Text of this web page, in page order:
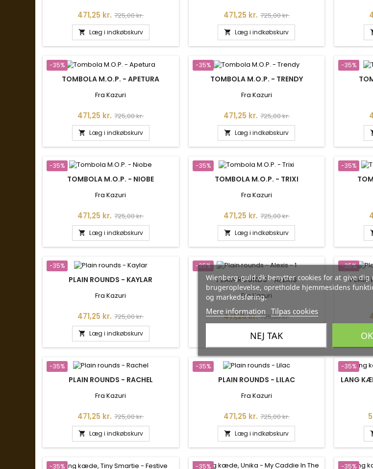
Pris
471,25 kr. Normalpris
725,00 kr.
 Læg i indkøbskurv
Pris
471,25 kr. Normalpris
725,00 kr.
 Læg i indkøbskurv
-35%
TOMBOLA M.O.P. - APETURA
Fra Kazuri
Pris
471,25 kr. Normalpris
725,00 kr.
 Læg i indkøbskurv
-35%
TOMBOLA M.O.P. - TRENDY
Fra Kazuri
Pris
471,25 kr. Normalpris
725,00 kr.
 Læg i indkøbskurv
-35%
-35%
TOMBOLA M.O.P. - NIOBE
Fra Kazuri
Pris
471,25 kr. Normalpris
725,00 kr.
 Læg i indkøbskurv
-35%
TOMBOLA M.O.P. - TRIXI
Fra Kazuri
Pris
471,25 kr. Normalpris
725,00 kr.
 Læg i indkøbskurv
-35%
-35%
PLAIN ROUNDS - KAYLAR
Fra Kazuri
Pris
471,25 kr. Normalpris
725,00 kr.
 Læg i indkøbskurv
-35%
PLAIN ROUNDS - ALEXIS
Fra Kazuri
Pris
471,25 kr.Normalpris
725,00 kr.
Læg i indkøbskurv
-35%
PLAIN
-35%
PLAIN ROUNDS - RACHEL
Fra Kazuri
Pris
471,25 kr. Normalpris
725,00 kr.
 Læg i indkøbskurv
-35%
PLAIN ROUNDS - LILAC
Fra Kazuri
Pris
471,25 kr. Normalpris
725,00 kr.
 Læg i indkøbskurv
-35%
LANG
-35% -35% -35%
Wienberg-guld.dk benytter cookies for at give dig
brugeroplevelse, opretholde hjemmesidens
og markedsføring.
Mere information Tilpas cookies
NEJ TAK